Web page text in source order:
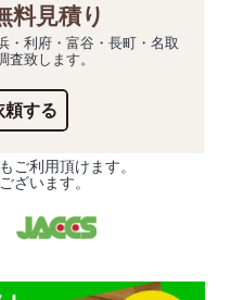
料見積り
・利府・富谷・長町・名取
査致します。
頼する
ご利用頂けます。
ざいます。